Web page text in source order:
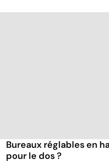
Bureaux réglables en
pour le dos ?